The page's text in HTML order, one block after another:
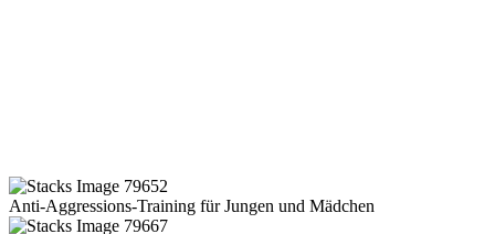
Anti-Aggressions-Training für Jungen und Mädchen